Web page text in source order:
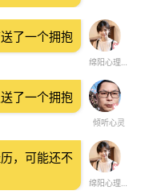
绵阳心理养育
了一个拥抱
倾听心灵
了一个拥抱
绵阳心理养育
，可能还不